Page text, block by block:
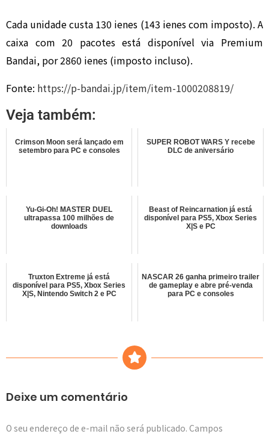
Cada unidade custa 130 ienes (143 ienes com imposto). A
caixa com 20 pacotes está disponível via Premium
Bandai, por 2860 ienes (imposto incluso).
Fonte: https://p-bandai.jp/item/item-1000208819/
Veja também:
Crimson Moon será lançado em
setembro para PC e consoles
SUPER ROBOT WARS Y recebe
DLC de aniversário
Yu-Gi-Oh! MASTER DUEL
ultrapassa 100 milhões de
downloads
Beast of Reincarnation já está
disponível para PS5, Xbox Series
X|S e PC
Truxton Extreme já está
disponível para PS5, Xbox Series
X|S, Nintendo Switch 2 e PC
NASCAR 26 ganha primeiro trailer
de gameplay e abre pré-venda
para PC e consoles
Deixe um comentário
O seu endereço de e-mail não será publicado. Campos